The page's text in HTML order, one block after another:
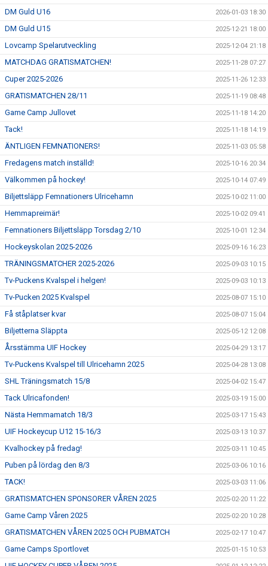
DM Guld U16 2026-01-03 18:30
DM Guld U15 2025-12-21 18:00
Lovcamp Spelarutveckling 2025-12-04 21:18
MATCHDAG GRATISMATCHEN! 2025-11-28 07:27
Cuper 2025-2026 2025-11-26 12:33
GRATISMATCHEN 28/11 2025-11-19 08:48
Game Camp Jullovet 2025-11-18 14:20
Tack! 2025-11-18 14:19
ÄNTLIGEN FEMNATIONERS! 2025-11-03 05:58
Fredagens match inställd! 2025-10-16 20:34
Välkommen på hockey! 2025-10-14 07:49
Biljettsläpp Femnationers Ulricehamn 2025-10-02 11:00
Hemmapreimär! 2025-10-02 09:41
Femnationers Biljettsläpp Torsdag 2/10 2025-10-01 12:34
Hockeyskolan 2025-2026 2025-09-16 16:23
TRÄNINGSMATCHER 2025-2026 2025-09-03 10:15
Tv-Puckens Kvalspel i helgen! 2025-09-03 10:13
Tv-Pucken 2025 Kvalspel 2025-08-07 15:10
Få ståplatser kvar 2025-08-07 15:04
Biljetterna Släppta 2025-05-12 12:08
Årsstämma UIF Hockey 2025-04-29 13:17
Tv-Puckens Kvalspel till Ulricehamn 2025 2025-04-28 13:08
SHL Träningsmatch 15/8 2025-04-02 15:47
Tack Ulricafonden! 2025-03-19 15:00
Nästa Hemmamatch 18/3 2025-03-17 15:43
UIF Hockeycup U12 15-16/3 2025-03-13 10:37
Kvalhockey på fredag! 2025-03-11 10:45
Puben på lördag den 8/3 2025-03-06 10:16
TACK! 2025-03-03 11:06
GRATISMATCHEN SPONSORER VÅREN 2025 2025-02-20 11:22
Game Camp Våren 2025 2025-02-20 10:28
GRATISMATCHEN VÅREN 2025 OCH PUBMATCH 2025-02-17 10:47
Game Camps Sportlovet 2025-01-15 10:53